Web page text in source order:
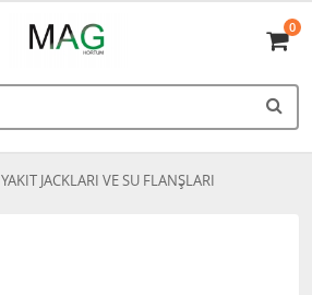
0
YAKIT JACKLARI VE SU FLANŞLARI